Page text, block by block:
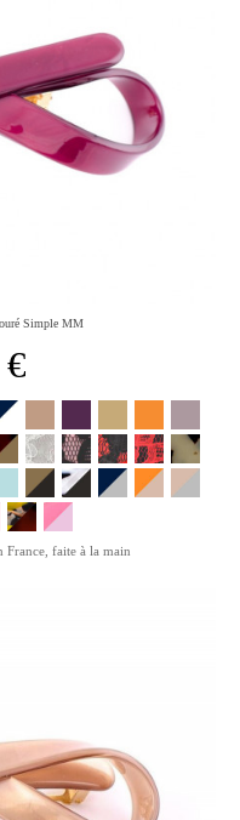
Simple MM
France, faite à la main